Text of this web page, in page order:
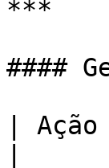
***
####
|